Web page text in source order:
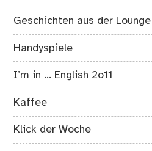
Geschichten aus der Lounge
Handyspiele
I’m in … English 2o11
Kaffee
Klick der Woche